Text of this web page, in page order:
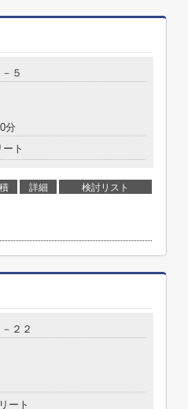
５
分
ト
詳細 検討リスト
２２
ート